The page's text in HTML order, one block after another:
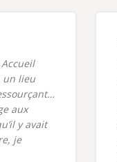
un lieu
aux
y avait
je